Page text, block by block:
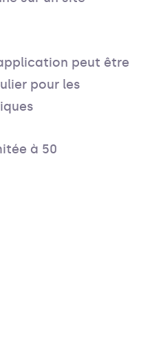
peut être
pour les
à 50